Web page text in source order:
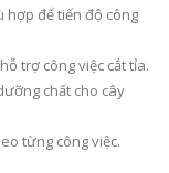
hợp để tiến độ công
trợ công việc cắt tỉa.
chất cho cây
từng công việc.